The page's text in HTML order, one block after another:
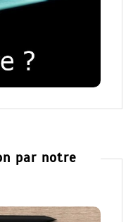
par notre